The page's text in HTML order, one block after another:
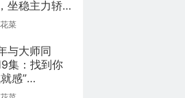
坐稳主力轿
车
菜
与大师同
集：找到你
感”